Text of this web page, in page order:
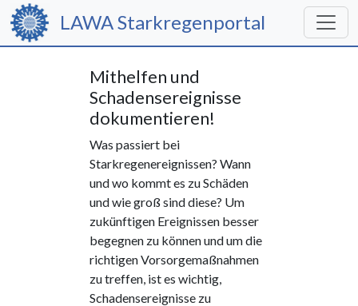
LAWA Starkregenportal
Mithelfen und
Schadensereignisse
dokumentieren!
Was passiert bei
Starkregenereignissen? Wann
und wo kommt es zu Schäden
und wie groß sind diese? Um
zukünftigen Ereignissen besser
begegnen zu können und um die
richtigen Vorsorgemaßnahmen
zu treffen, ist es wichtig,
Schadensereignisse zu